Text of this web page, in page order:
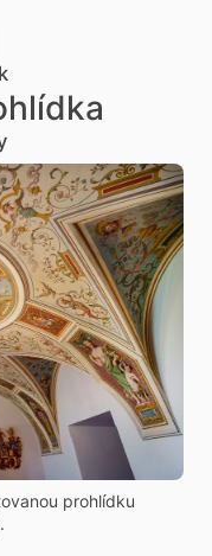
prohlídku